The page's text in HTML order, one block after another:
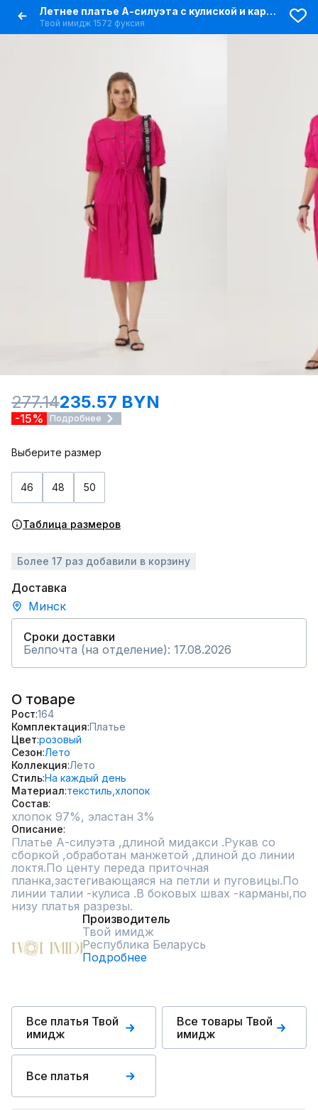
Летнее платье А-силуэта с кулиской и карманами
Твой имидж 1572 фуксия
277.14235.57 BYN
-15% Подробнее
Выберите размер
46 48 50
Таблица размеров
Более 17 раз добавили в корзину
Доставка
Минск
Сроки доставки
Белпочта (на отделение): 17.08.2026
О товаре
Рост 164
Комплектация Платье
Цвет розовый
Сезон Лето
Коллекция Лето
СтильНа каждый день
Материал текстиль, хлопок
Состав
хлопок 97%, эластан 3%
Описание
Платье А-силуэта ,длиной мидакси .Рукав со
сборкой ,обработан манжетой ,длиной до линии
локтя.По центу переда приточная
планка,застегивающаяся на петли и пуговицы.По
линии талии -кулиса .В боковых швах -карманы,по
низу платья разрезы.
Производитель
Твой имидж
Республика Беларусь
Подробнее
Все платья Твой
имидж
Все товары Твой
имидж
Все платья